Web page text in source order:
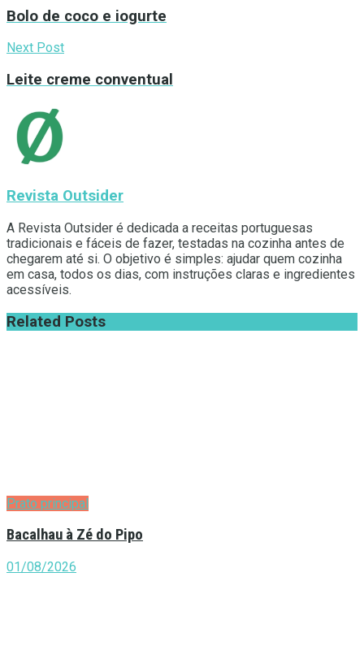
Bolo de coco e iogurte
Next Post
Leite creme conventual
Revista Outsider
A Revista Outsider é dedicada a receitas portuguesas
tradicionais e fáceis de fazer, testadas na cozinha antes de
chegarem até si. O objetivo é simples: ajudar quem cozinha
em casa, todos os dias, com instruções claras e ingredientes
acessíveis.
Related Posts
Prato principal
Bacalhau à Zé do Pipo
01/08/2026